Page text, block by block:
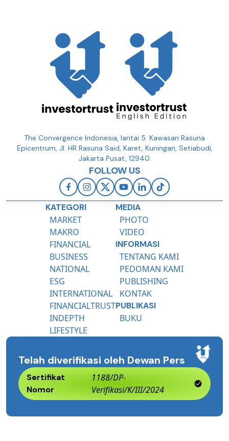
The Convergence Indonesia, lantai 5. Kawasan Rasuna
Epicentrum, Jl. HR Rasuna Said, Karet, Kuningan, Setiabudi,
Jakarta Pusat, 12940.
FOLLOW US
KATEGORI
MARKET
MAKRO
FINANCIAL
BUSINESS
NATIONAL
ESG
INTERNATIONAL
FINANCIALTRUST
INDEPTH
LIFESTYLE
MEDIA
PHOTO
VIDEO
INFORMASI
TENTANG KAMI
PEDOMAN KAMI
PUBLISHING
KONTAK
PUBLIKASI
BUKU
Telah diverifikasi oleh Dewan Pers
Sertifikat
Nomor
1188/DP-
Verifikasi/K/III/2024